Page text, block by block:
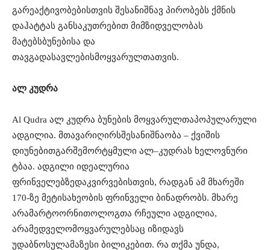
გარეაქტივობებისთვის შესანიშნავ პირობებს ქმნის
დაჰატტას განსაკუთრებით მიმზიდველობას
მატებსბუნებისა და
თავგადასავლებისმოყვარულთათვის.
ალ კუდრა
Al Qudra ალ კუდრა ბუნების მოყვარულთაპოპულარული
ადგილია. მთავარიღირსშესანიშნაობა – ქვიშის
დიუნებითგარშემორტყმული ალ–კუდრას ხელოვნური
ტბაა. ადგილი იდეალურია
ფრინველებზედაკვირვებისთვის, რადგან ამ მხარეში
170-ზე მეტისახეობის ფრინველი ბინადრობს. მხარე
არამარტოორნითოლოგთა რჩეული ადგილია,
არამედველომოყვარულებსაც იზიდავს
უდაბნოსულამაზესი ბილიკებით. რა თქმა უნდა,